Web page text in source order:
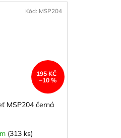
195 KČ
–10 %
MSP204 černá
(313 ks)
Kód: MSP204